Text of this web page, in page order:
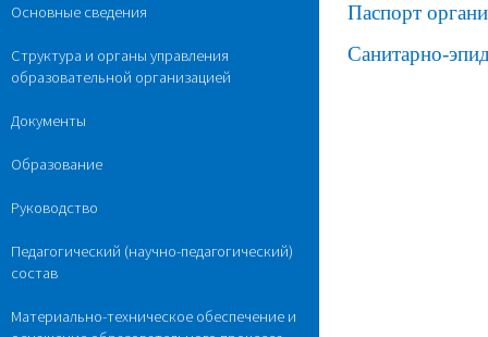
Паспорт
Санитарно-
Основные сведения
Структура и органы управления
образовательной организацией
Документы
Образование
Руководство
Педагогический (научно-педагогический)
состав
Материально-техническое обеспечение и